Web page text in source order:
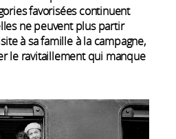
favorisées continuent
ne peuvent plus partir
à sa famille à la campagne,
le ravitaillement qui manque